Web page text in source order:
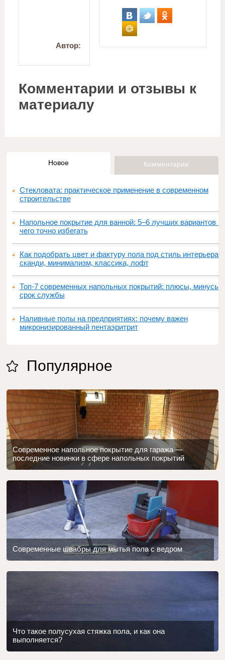
Автор:
Комментарии и отзывы к
материалу
Новое Комментарии
Стекловата: практическое применение в современном
строительстве
Напольное покрытие для ванной: 5–6 лучших вариантов и
чего точно избегать
Как подобрать цвет и фактуру пола под стиль интерьера:
сканди, минимализм, классика, лофт
Топ‑7 современных напольных покрытий: плюсы, минусы,
срок службы
Наливные полы на предприятиях: почему важен
микронизированный пентаэритрит
Популярное
Современное напольное покрытие для гаража —
последние новинки в сфере напольных покрытий
Современные швабры для мытья пола с ведром
Что такое полусухая стяжка пола, и как она
выполняется?